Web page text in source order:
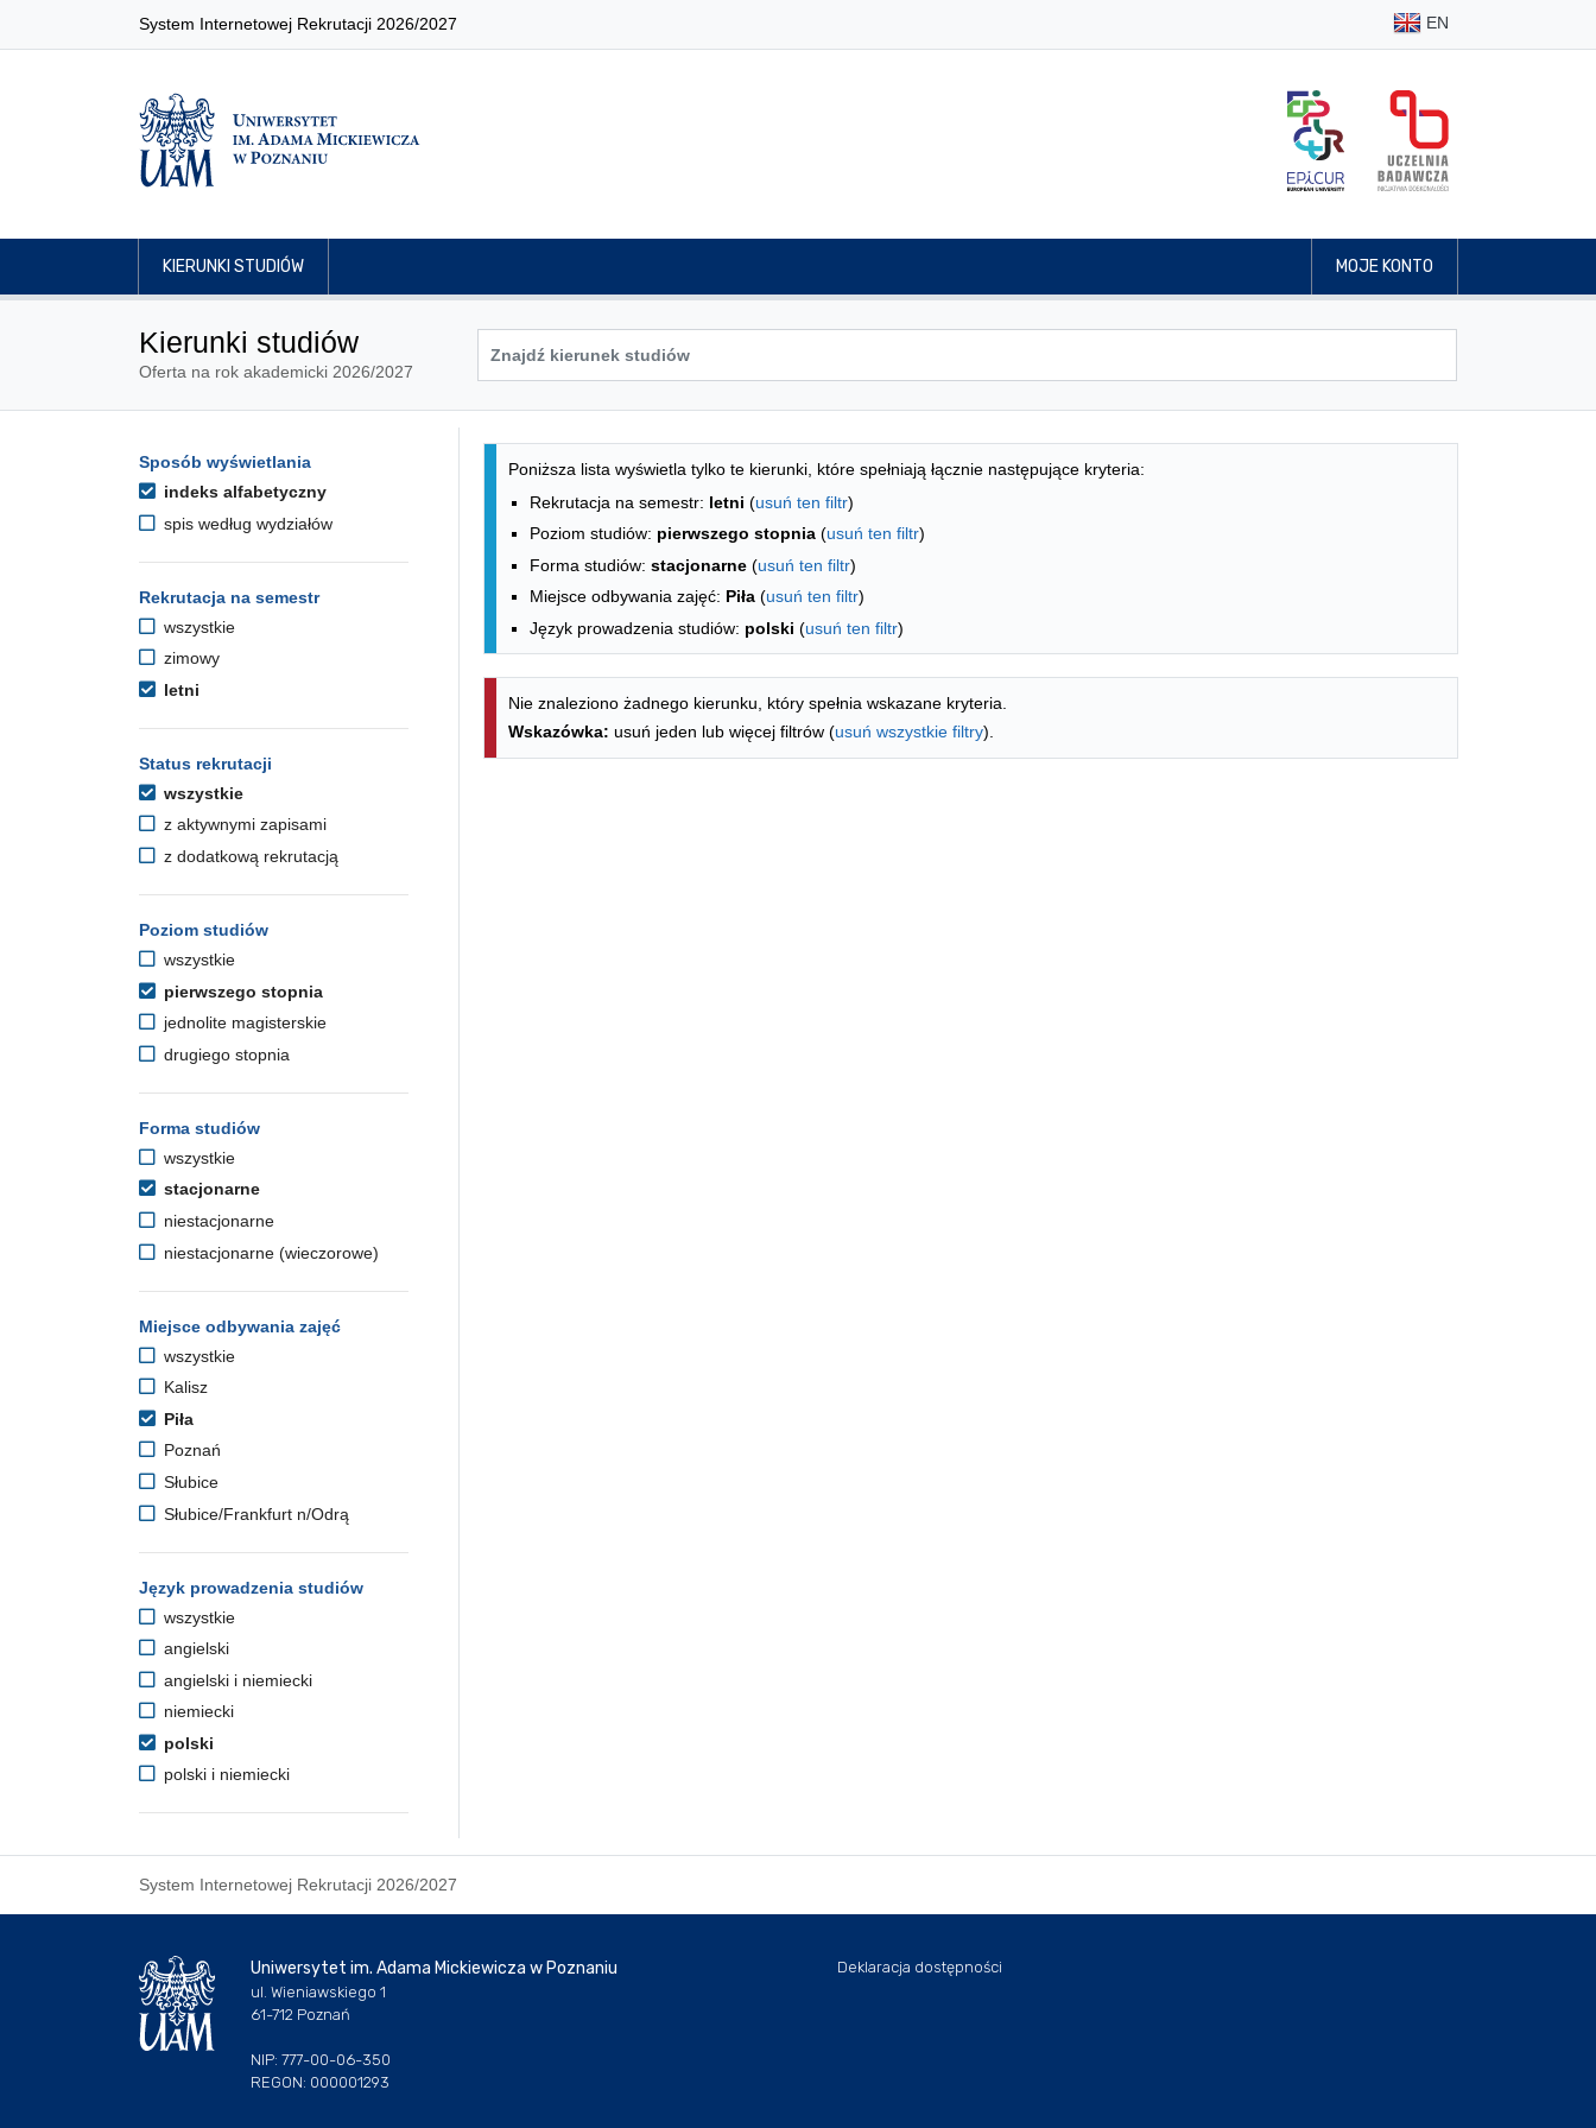
System Internetowej Rekrutacji 2026/2027 EN
KIERUNKI STUDIÓW MOJE KONTO
Kierunki studiów
Oferta na rok akademicki 2026/2027
Opcje filtrowania kierunków studiów
Przejdź do listy kierunków
Sposób wyświetlania
indeks alfabetyczny
spis według wydziałów
Rekrutacja na semestr
wszystkie
zimowy
letni
Status rekrutacji
wszystkie
z aktywnymi zapisami
z dodatkową rekrutacją
Poziom studiów
wszystkie
pierwszego stopnia
jednolite magisterskie
drugiego stopnia
Forma studiów
wszystkie
stacjonarne
niestacjonarne
niestacjonarne (wieczorowe)
Miejsce odbywania zajęć
wszystkie
Kalisz
Piła
Poznań
Słubice
Słubice/Frankfurt n/Odrą
Język prowadzenia studiów
wszystkie
angielski
angielski i niemiecki
niemiecki
polski
polski i niemiecki
Lista kierunków - indeks alfabetyczny
Poniższa lista wyświetla tylko te kierunki, które spełniają łącznie następujące kryteria:
Rekrutacja na semestr: letni (usuń ten filtr)
Poziom studiów: pierwszego stopnia (usuń ten filtr)
Forma studiów: stacjonarne (usuń ten filtr)
Miejsce odbywania zajęć: Piła (usuń ten filtr)
Język prowadzenia studiów: polski (usuń ten filtr)
Nie znaleziono żadnego kierunku, który spełnia wskazane kryteria.
Wskazówka: usuń jeden lub więcej filtrów (usuń wszystkie filtry).
System Internetowej Rekrutacji 2026/2027
Uniwersytet im. Adama Mickiewicza w Poznaniu
ul. Wieniawskiego 1
61-712 Poznań
NIP: 777-00-06-350
REGON: 000001293
Deklaracja dostępności